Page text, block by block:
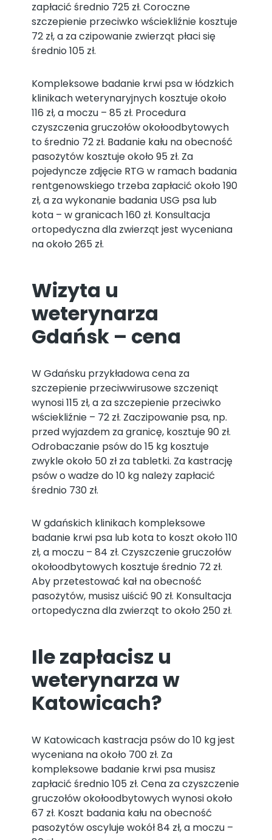
zapłacić średnio 725 zł. Coroczne
szczepienie przeciwko wściekliźnie kosztuje
72 zł, a za czipowanie zwierząt płaci się
średnio 105 zł.
Kompleksowe badanie krwi psa w łódzkich
klinikach weterynaryjnych kosztuje około
116 zł, a moczu – 85 zł. Procedura
czyszczenia gruczołów okołoodbytowych
to średnio 72 zł. Badanie kału na obecność
pasożytów kosztuje około 95 zł. Za
pojedyncze zdjęcie RTG w ramach badania
rentgenowskiego trzeba zapłacić około 190
zł, a za wykonanie badania USG psa lub
kota – w granicach 160 zł. Konsultacja
ortopedyczna dla zwierząt jest wyceniana
na około 265 zł.
Wizyta u
weterynarza
Gdańsk – cena
W Gdańsku przykładowa cena za
szczepienie przeciwwirusowe szczeniąt
wynosi 115 zł, a za szczepienie przeciwko
wściekliźnie – 72 zł. Zaczipowanie psa, np.
przed wyjazdem za granicę, kosztuje 90 zł.
Odrobaczanie psów do 15 kg kosztuje
zwykle około 50 zł za tabletki. Za kastrację
psów o wadze do 10 kg należy zapłacić
średnio 730 zł.
W gdańskich klinikach kompleksowe
badanie krwi psa lub kota to koszt około 110
zł, a moczu – 84 zł. Czyszczenie gruczołów
okołoodbytowych kosztuje średnio 72 zł.
Aby przetestować kał na obecność
pasożytów, musisz uiścić 90 zł. Konsultacja
ortopedyczna dla zwierząt to około 250 zł.
Ile zapłacisz u
weterynarza w
Katowicach?
W Katowicach kastracja psów do 10 kg jest
wyceniana na około 700 zł. Za
kompleksowe badanie krwi psa musisz
zapłacić średnio 105 zł. Cena za czyszczenie
gruczołów okołoodbytowych wynosi około
67 zł. Koszt badania kału na obecność
pasożytów oscyluje wokół 84 zł, a moczu –